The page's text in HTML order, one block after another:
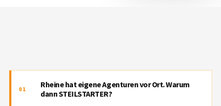
01
Rheine hat eigene Agenturen vor Ort. Warum
dann STEILSTARTER?